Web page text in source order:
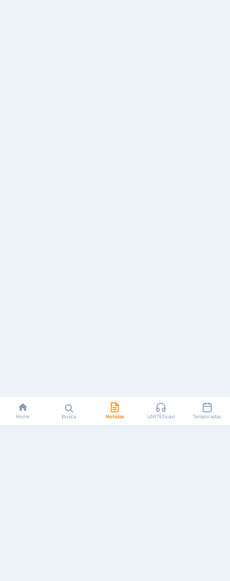
Home Busca Notícias UNITEDcast Temporadas